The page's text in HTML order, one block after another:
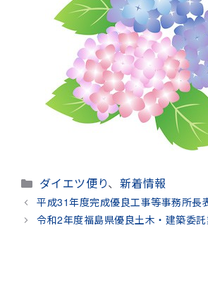
カ
テ
ゴ
ダイエツ便り、 新着情報
平成31年度完成優良工事等事務所長
令和2年度福島県優良土木・建築委